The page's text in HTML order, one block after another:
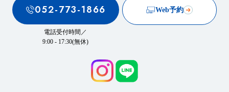
052-773-1866
電話受付時間／
9:00 - 17:30(無休)
Web予約